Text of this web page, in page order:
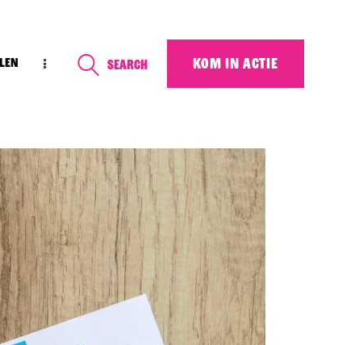
Search KOM IN ACTIE